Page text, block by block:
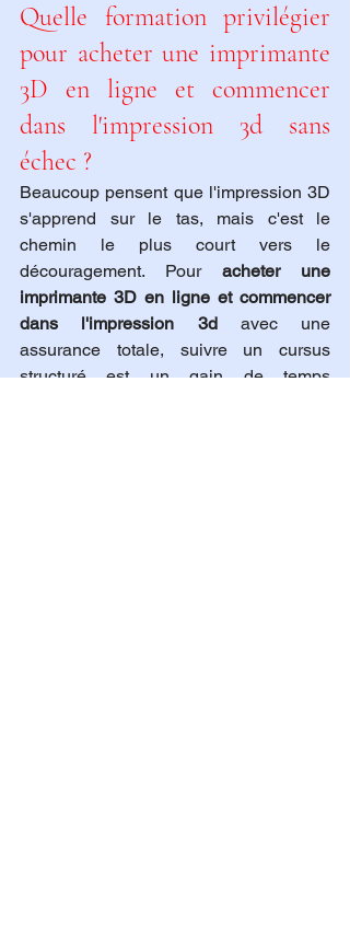
Quelle formation privilégier
pour acheter une imprimante
3D en ligne et commencer
dans l'impression 3d sans
échec ?
Beaucoup pensent que l'impression 3D
s'apprend sur le tas, mais c'est le
chemin le plus court vers le
découragement. Pour acheter une
imprimante 3D en ligne et commencer
dans l'impression 3d avec une
assurance totale, suivre un cursus
structuré est un gain de temps